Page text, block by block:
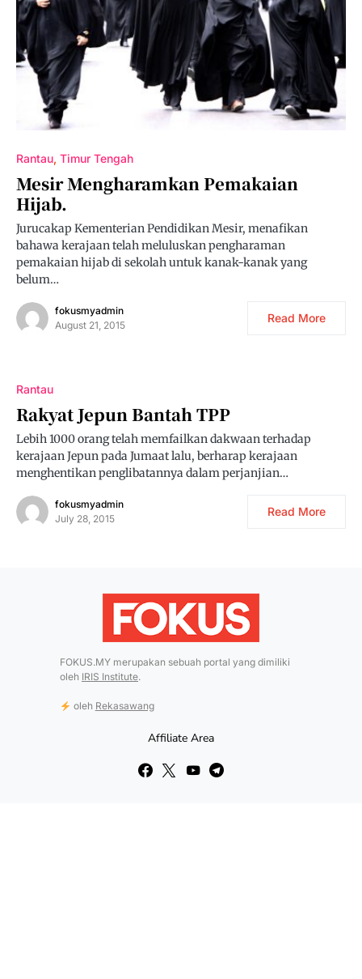
Rantau Timur Tengah
Mesir Mengharamkan Pemakaian
Hijab.
Jurucakap Kementerian Pendidikan Mesir, menafikan
bahawa kerajaan telah meluluskan pengharaman
pemakaian hijab di sekolah untuk kanak-kanak yang
belum…
fokusmyadmin
August 21, 2015
Read More
Rantau
Rakyat Jepun Bantah TPP
Lebih 1000 orang telah memfailkan dakwaan terhadap
kerajaan Jepun pada Jumaat lalu, berharap kerajaan
menghentikan penglibatannya dalam perjanjian…
fokusmyadmin
July 28, 2015
Read More
FOKUS.MY merupakan sebuah portal yang dimiliki
oleh IRIS Institute.
oleh Rekasawang
Affiliate Area